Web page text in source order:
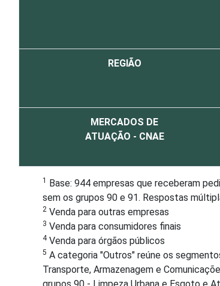
REGIÃO
MERCADOS DE
ATUAÇÃO - CNAE
1 Base: 944 empresas que receberam
sem os grupos 90 e 91. Respostas
2 Venda para outras empresas
3 Venda para consumidores finais
4Venda para órgãos públicos
5 A categoria "Outros" reúne os
Transporte, Armazenagem e